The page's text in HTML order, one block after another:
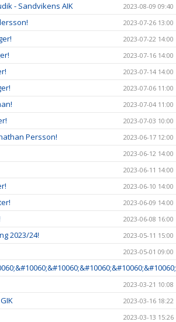
- Sandvikens AIK 2023-08-09 09:40
2023-07-26 13:00
2023-07-22 14:00
2023-07-16 14:00
2023-07-14 14:00
2023-07-06 11:00
2023-07-04 11:00
2023-07-03 10:00
Persson! 2023-06-17 12:00
2023-06-12 14:00
2023-06-11 14:00
2023-06-10 14:00
2023-06-09 14:00
2023-06-08 16:00
2023/24!
2023-05-11 15:00
2023-05-01 09:00
2023-03-21 10:08
2023-03-16 18:22
2023-03-13 15:26